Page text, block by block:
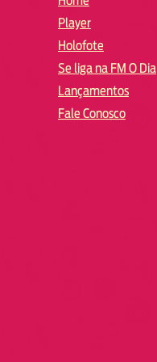
Player
Holofote
Se liga na FM O Dia
Lançamentos
Fale Conosco